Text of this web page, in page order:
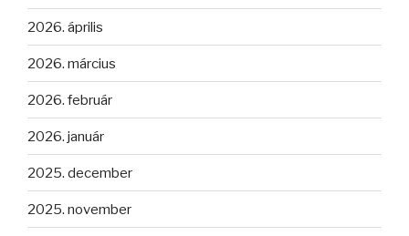
2026. április
2026. március
2026. február
2026. január
2025. december
2025. november